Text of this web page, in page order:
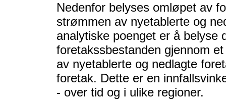
Nedenfor belyses omløpet av
strømmen av nyetablerte og
analytiske poenget er å belyse
foretakssbestanden gjennom
av nyetablerte og nedlagte
foretak. Dette er en
- over tid og i ulike regioner.